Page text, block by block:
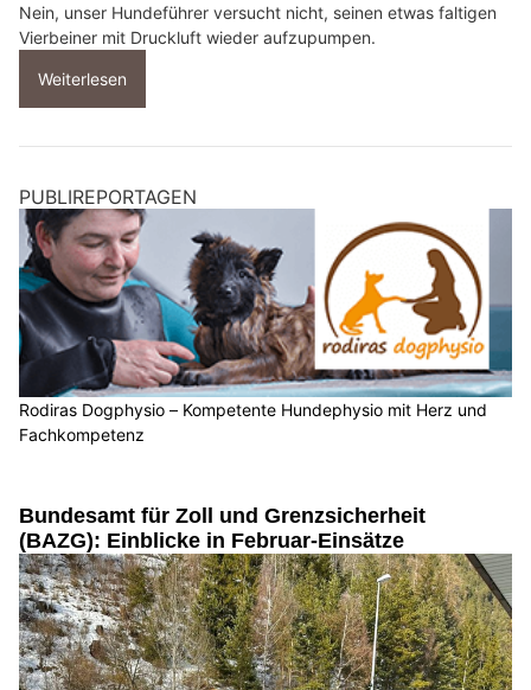
Nein, unser Hundeführer versucht nicht, seinen etwas faltigen
Vierbeiner mit Druckluft wieder aufzupumpen.
Weiterlesen
PUBLIREPORTAGEN
Rodiras Dogphysio – Kompetente Hundephysio mit Herz und
Fachkompetenz
Bundesamt für Zoll und Grenzsicherheit
(BAZG): Einblicke in Februar-Einsätze